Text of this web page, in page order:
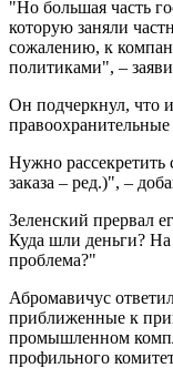
"Но большая часть
которую заняли
сожалению, к
политиками", –
Он подчеркнул, что
Нужно рассекретить
заказа – ред.)", –
Зеленский прервал
Куда шли деньги?
проблема?"
Абромавичус
приближенные к
промышленном
профильного